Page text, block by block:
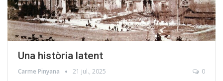
Una història latent
Carme Pinyana 21 jul., 2025 0